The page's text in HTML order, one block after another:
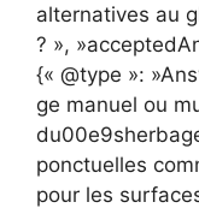
alternatives au
? »,
{« @type »:
ge manuel ou
ponctuelles
pour les